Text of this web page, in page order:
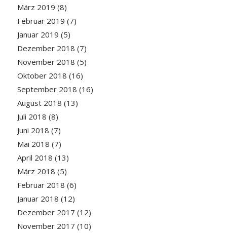
März 2019 (8)
Februar 2019 (7)
Januar 2019 (5)
Dezember 2018 (7)
November 2018 (5)
Oktober 2018 (16)
September 2018 (16)
August 2018 (13)
Juli 2018 (8)
Juni 2018 (7)
Mai 2018 (7)
April 2018 (13)
März 2018 (5)
Februar 2018 (6)
Januar 2018 (12)
Dezember 2017 (12)
November 2017 (10)